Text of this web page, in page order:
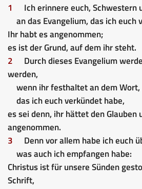
1
Ich erinnere euch, Schwestern
an das Evangelium, das ich euch
Ihr habt es angenommen;
es ist der Grund, auf dem ihr steht.
2
Durch dieses Evangelium
werden,
wenn ihr festhaltet an dem Wort,
das ich euch verkündet habe,
es sei denn, ihr hättet den Glauben
angenommen.
3
Denn vor allem habe ich euch
was auch ich empfangen habe:
Christus ist für unsere Sünden
Schrift,